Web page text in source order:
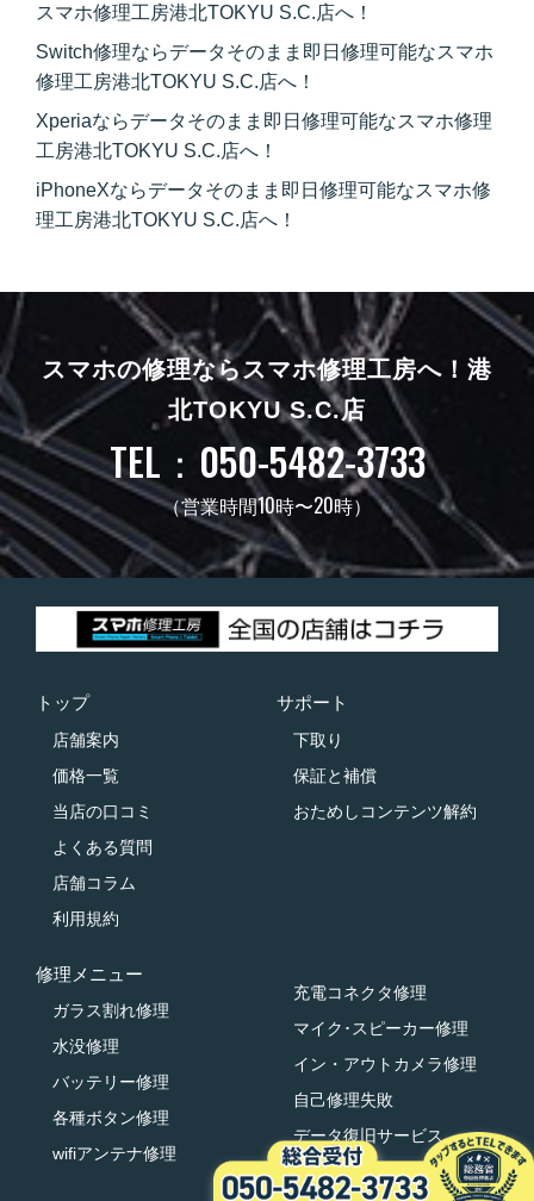
スマホ修理工房港北TOKYU S.C.店へ！
Switch修理ならデータそのまま即日修理可能なスマホ
修理工房港北TOKYU S.C.店へ！
Xperiaならデータそのまま即日修理可能なスマホ修理
工房港北TOKYU S.C.店へ！
iPhoneXならデータそのまま即日修理可能なスマホ修
理工房港北TOKYU S.C.店へ！
スマホの修理ならスマホ修理工房へ！ 港
北TOKYU S.C.店
TEL：050-5482-3733
（営業時間10時〜20時）
トップ
店舗案内
価格一覧
当店の口コミ
よくある質問
店舗コラム
利用規約
サポート
下取り
保証と補償
おためしコンテンツ解約
修理メニュー
ガラス割れ修理
水没修理
バッテリー修理
各種ボタン修理
wifiアンテナ修理
充電コネクタ修理
マイク･スピーカー修理
イン・アウトカメラ修理
自己修理失敗
データ復旧サービス